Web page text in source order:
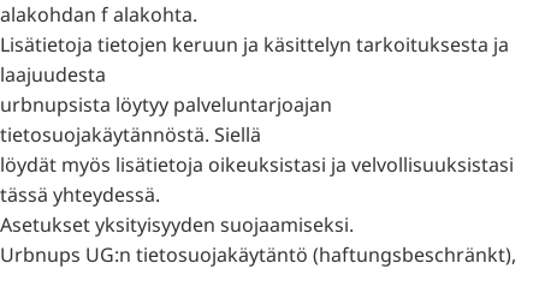
alakohdan f alakohta.
Lisätietoja tietojen keruun ja käsittelyn tarkoituksesta ja
laajuudesta
urbnupsista löytyy palveluntarjoajan
tietosuojakäytännöstä. Siellä
löydät myös lisätietoja oikeuksistasi ja velvollisuuksistasi
tässä yhteydessä.
Asetukset yksityisyyden suojaamiseksi.
Urbnups UG:n tietosuojakäytäntö (haftungsbeschränkt),